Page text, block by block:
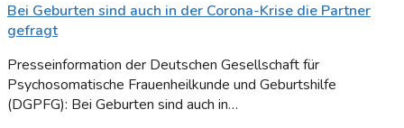
Bei Geburten sind auch in der Corona-Krise die Partner
gefragt
Presseinformation der Deutschen Gesellschaft für
Psychosomatische Frauenheilkunde und Geburtshilfe
(DGPFG): Bei Geburten sind auch in…